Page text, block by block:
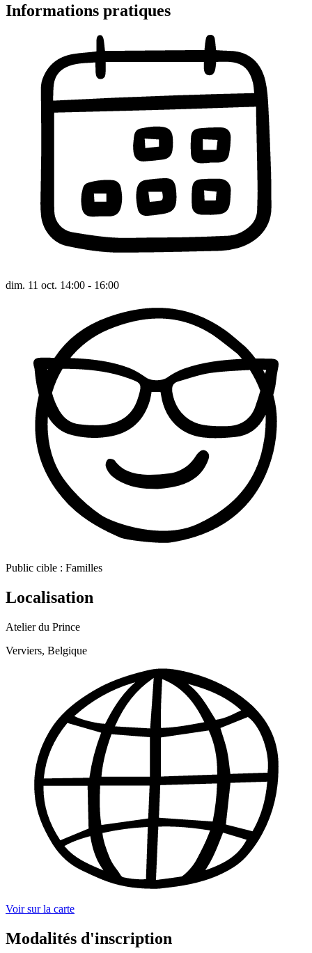
Informations pratiques
dim. 11 oct. 14:00 - 16:00
Public cible : Familles
Localisation
Atelier du Prince
Verviers, Belgique
Voir sur la carte
Modalités d'inscription